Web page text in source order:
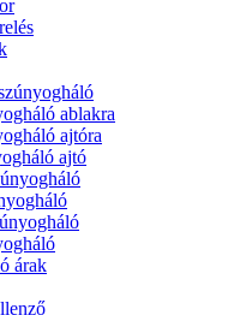
ablakra
ajtóra
ajtó
árak